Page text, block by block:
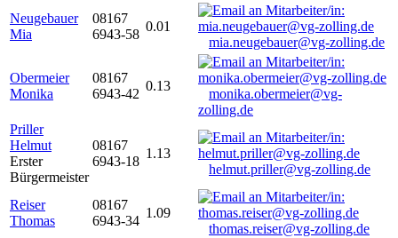
Neugebauer
Mia
08167
6943-58
0.01
mia.neugebauer@vg-zolling.de
Obermeier
Monika
08167
6943-42
0.13
monika.obermeier@vg-
zolling.de
Priller
Helmut
Erster
Bürgermeister
08167
6943-18
1.13
helmut.priller@vg-zolling.de
Reiser
Thomas
08167
6943-34
1.09
thomas.reiser@vg-zolling.de